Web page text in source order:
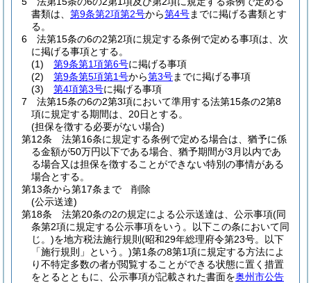
書類は、 第9条第2項第2号から第4号までに掲げる書類とす
る。
6
法第15条の6の2第2項に規定する条例で定める事項は、次
に掲げる事項とする。
(1)
第9条第1項第6号に掲げる事項
(2)
第9条第5項第1号から第3号までに掲げる事項
(3)
第4項第3号に掲げる事項
7
法第15条の6の2第3項において準用する法第15条の2第8
項に規定する期間は、20日とする。
(担保を徴する必要がない場合)
第12条
法第16条に規定する条例で定める場合は、猶予に係
る金額が50万円以下である場合、猶予期間が3月以内であ
る場合又は担保を徴することができない特別の事情がある
場合とする。
第13条から第17条まで
削除
(公示送達)
第18条
法第20条の2の規定による公示送達は、公示事項(同
条第2項に規定する公示事項をいう。以下この条において同
じ。)を地方税法施行規則 (昭和29年総理府令第23号。以下
「施行規則」という。)第1条の8第1項に規定する方法によ
り不特定多数の者が閲覧することができる状態に置く措置
をとるとともに、公示事項が記載された書面を奥州市公告